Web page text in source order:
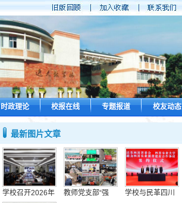
时政理论 校报在线 专题报道 校友动态
最新图片文章
学校召开2026年 教师党支部“强 学校与民革四川